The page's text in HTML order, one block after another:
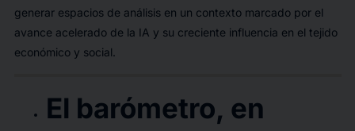
generar espacios de análisis en un contexto marcado por el
avance acelerado de la IA y su creciente influencia en el tejido
económico y social.
El barómetro, en